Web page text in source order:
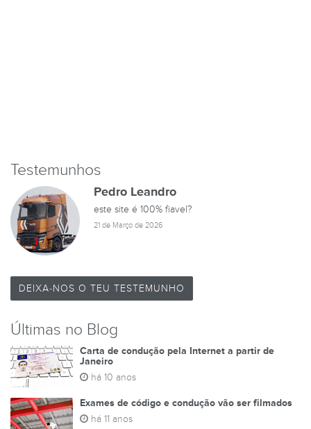
Testemunhos
Pedro Leandro
este site é 100% fiavel?
21 de Março de 2026
DEIXA-NOS O TEU TESTEMUNHO
Últimas no Blog
Carta de condução pela Internet a partir de
Janeiro
há 10 anos
Exames de código e condução vão ser filmados
há 11 anos